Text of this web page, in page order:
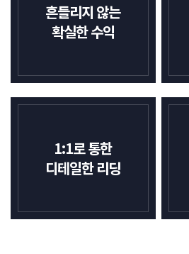
흔들리지 않는
확실한 수익
1:1로 통한
디테일한 리딩